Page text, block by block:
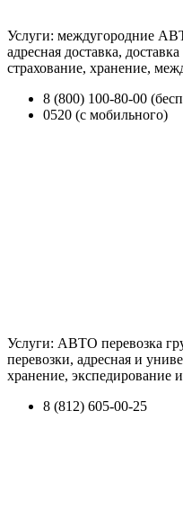
Услуги: междугородние
адресная доставка,
страхование, хранение,
8 (800) 100-80-00
0520 (с мобильного)
Услуги: АВТО перевозка
перевозки, адресная и
хранение, экспедирование
8 (812) 605-00-25